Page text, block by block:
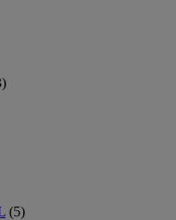
(5)